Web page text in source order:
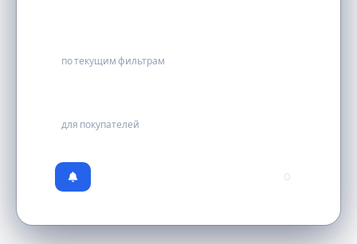
по текущим фильтрам
для покупателей
0